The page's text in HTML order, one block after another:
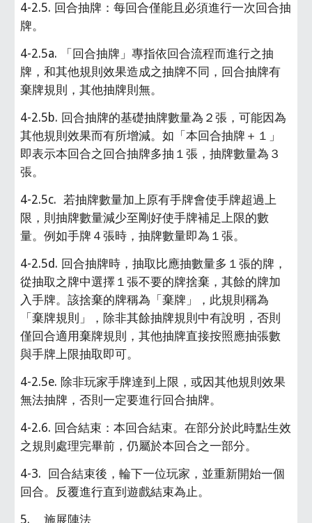
4-2.5. 回合抽牌：每回合僅能且必須進行一次回合抽
牌。
4-2.5a. 「回合抽牌」專指依回合流程而進行之抽
牌，和其他規則效果造成之抽牌不同，回合抽牌有
棄牌規則，其他抽牌則無。
4-2.5b. 回合抽牌的基礎抽牌數量為２張，可能因為
其他規則效果而有所增減。如「本回合抽牌＋１」
即表示本回合之回合抽牌多抽１張，抽牌數量為３
張。
4-2.5c.  若抽牌數量加上原有手牌會使手牌超過上
限，則抽牌數量減少至剛好使手牌補足上限的數
量。例如手牌４張時，抽牌數量即為１張。
4-2.5d. 回合抽牌時，抽取比應抽數量多１張的牌，
從抽取之牌中選擇１張不要的牌捨棄，其餘的牌加
入手牌。該捨棄的牌稱為「棄牌」，此規則稱為
「棄牌規則」，除非其餘抽牌規則中有說明，否則
僅回合適用棄牌規則，其他抽牌直接按照應抽張數
與手牌上限抽取即可。
4-2.5e. 除非玩家手牌達到上限，或因其他規則效果
無法抽牌，否則一定要進行回合抽牌。
4-2.6. 回合結束：本回合結束。在部分於此時點生效
之規則處理完畢前，仍屬於本回合之一部分。
4-3.  回合結束後，輪下一位玩家，並重新開始一個
回合。反覆進行直到遊戲結束為止。
5.    施展陣法